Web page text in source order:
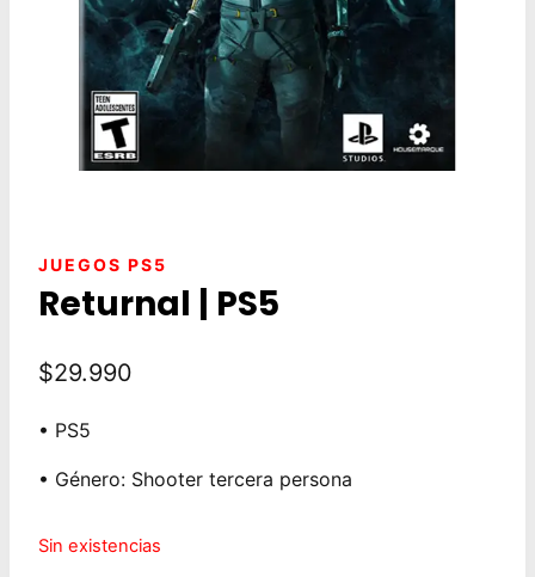
JUEGOS PS5
Returnal | PS5
$29.990
• PS5
• Género: Shooter tercera persona
Sin existencias